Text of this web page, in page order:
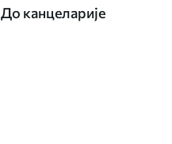
До канцеларије